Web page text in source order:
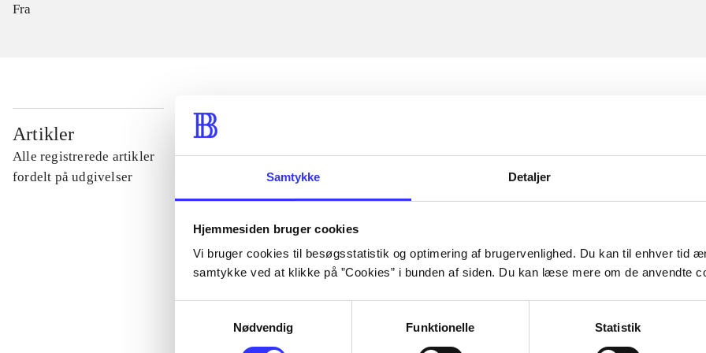
Samtykke Detaljer
Hjemmesiden bruger cookies
Vi bruger cookies til besøgsstatistik og optimering af brugervenlighed. Du kan til enhver tid
samtykke ved at klikke på ”Cookies” i bunden af siden. Du kan læse mere om de anvendte
Nødvendig
Funktionelle Statistik
Fra
Artikler
Alle registrerede artikler
fordelt på udgivelser
...
...
...
...